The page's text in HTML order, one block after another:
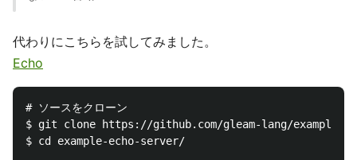
代わりにこちらを試してみました。
Echo
# ソースをクローン
$ git clone https://github.com/gleam-lang/example-
$ cd example-echo-server/